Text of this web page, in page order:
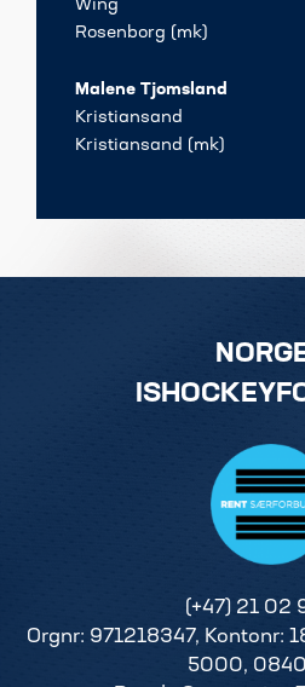
Wing
Rosenborg (mk)
Malene Tjomsland
Kristiansand
Kristiansand (mk)
(+47) 21 02
Orgnr: 971218347, Kontonr:
5000,